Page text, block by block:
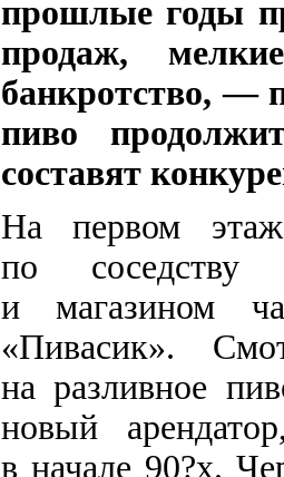
прошлые годы
продаж,
банкротство, —
пиво
составят
На первом
по соседству
и магазином
«Пивасик».
на разливное
новый
в начале 90?х.